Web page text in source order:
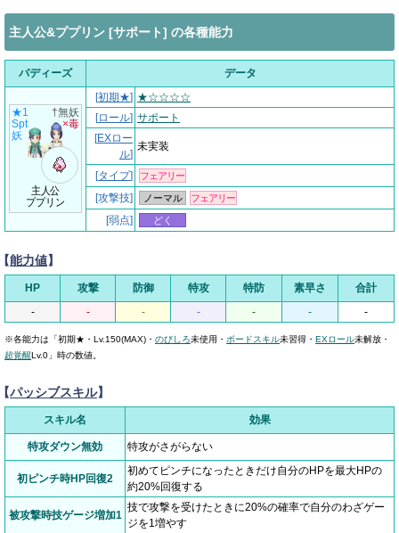
主人公&ププリン [サポート] の各種能力
バディーズ データ
★1
Spt
妖
主人公
ププリン
†無妖
×毒
[初期★] ★☆☆☆☆
[ロール] サポート
[EXロー
ル]
未実装
[タイプ] フェアリー
[攻撃技] ノーマル フェアリー
[弱点] どく
能力値】
HP 攻撃 防御 特攻 特防 素早さ
合計
-
- - - - - -
※各能力は「初期★・Lv.150(MAX)・ のびしろ未使用・ ボードスキル未習得・ EXロール未解放・
超覚醒Lv.0」時の数値。
パッシブスキル】
スキル名 効果
特攻ダウン無効 特攻がさがらない
初ピンチ時HP回復2
初めてピンチになったときだけ自分のHPを最大HPの
約20%回復する
被攻撃時技ゲージ増加1
技で攻撃を受けたときに20%の確率で自分のわざゲー
ジを1増やす